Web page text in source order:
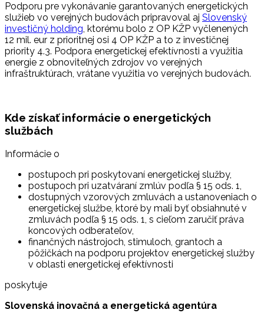
Podporu pre vykonávanie garantovaných energetických
služieb vo verejných budovách pripravoval aj Slovenský
investičný holding, ktorému bolo z OP KŽP vyčlenených
12 mil. eur z prioritnej osi 4 OP KŽP a to z investičnej
priority 4.3. Podpora energetickej efektívnosti a využitia
energie z obnoviteľných zdrojov vo verejných
infraštruktúrach, vrátane využitia vo verejných budovách.
Kde získať informácie o energetických
službách
Informácie o
postupoch pri poskytovaní energetickej služby,
postupoch pri uzatváraní zmlúv podľa § 15 ods. 1,
dostupných vzorových zmluvách a ustanoveniach o
energetickej službe, ktoré by mali byť obsiahnuté v
zmluvách podľa § 15 ods. 1, s cieľom zaručiť práva
koncových odberateľov,
finančných nástrojoch, stimuloch, grantoch a
pôžičkách na podporu projektov energetickej služby
v oblasti energetickej efektívnosti
poskytuje
Slovenská inovačná a energetická agentúra